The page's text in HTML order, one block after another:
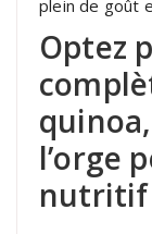
plein de goût
Optez
l’orge
nutritif